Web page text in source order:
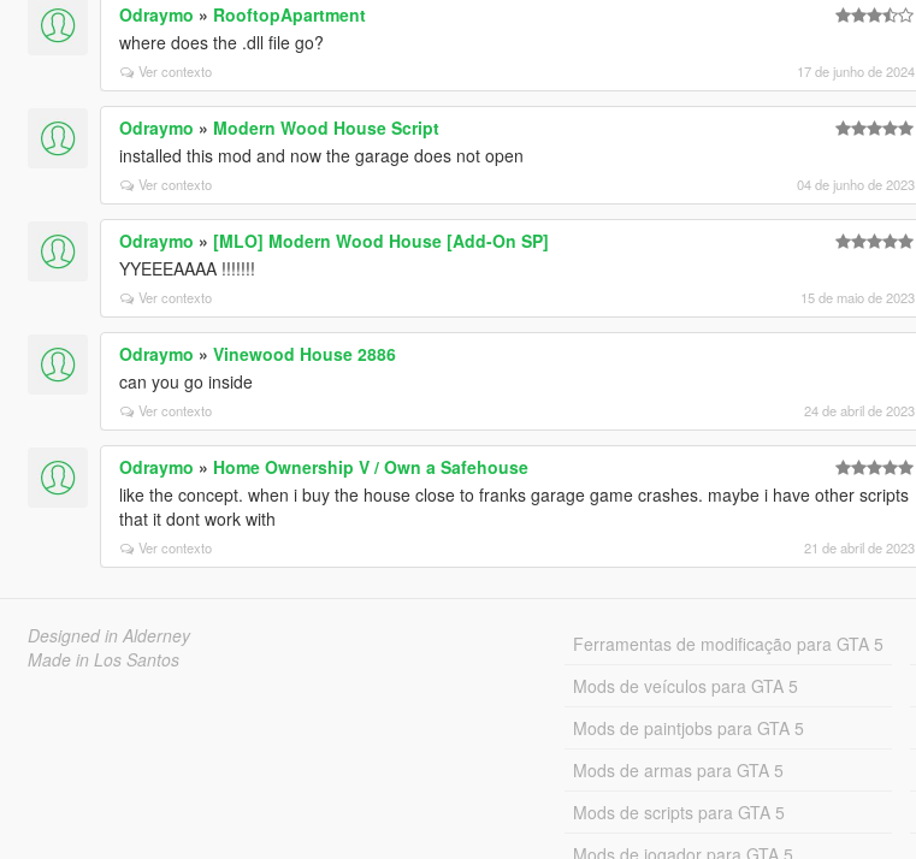
Odraymo » RooftopApartment
where does the .dll file go?
Ver contexto 17 de junho de 2024
Odraymo » Modern Wood House Script
installed this mod and now the garage does not open
Ver contexto 04 de junho de 2023
Odraymo » [MLO] Modern Wood House [Add-On SP]
YYEEEAAAA !!!!!!!
Ver contexto 15 de maio de 2023
Odraymo » Vinewood House 2886
can you go inside
Ver contexto 24 de abril de 2023
Odraymo » Home Ownership V / Own a Safehouse
like the concept. when i buy the house close to franks garage game crashes. maybe i have other scripts
that it dont work with
Ver contexto 21 de abril de 2023
Designed in Alderney
Made in Los Santos
Ferramentas de modificação para GTA 5
Mods de veículos para GTA 5
Mods de paintjobs para GTA 5
Mods de armas para GTA 5
Mods de scripts para GTA 5
Mods de jogador para GTA 5